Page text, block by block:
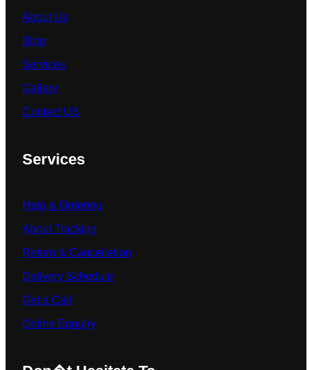
About Us
Blog
Services
Gallery
Contact US
Services
Help & Ordering
About Tracking
Return & Cancelletion
Delivery Schedule
Get a Call
Online Enquiry